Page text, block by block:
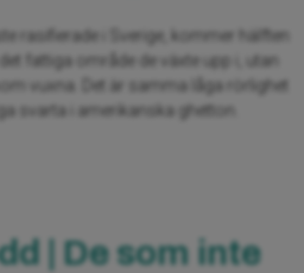
rasifierade i Sverige, kommer hälften
fattiga område de växte upp i, utan
vuxna. Det är samma låga rörlighet
svarta i amerikanska ghetton.
| De som inte